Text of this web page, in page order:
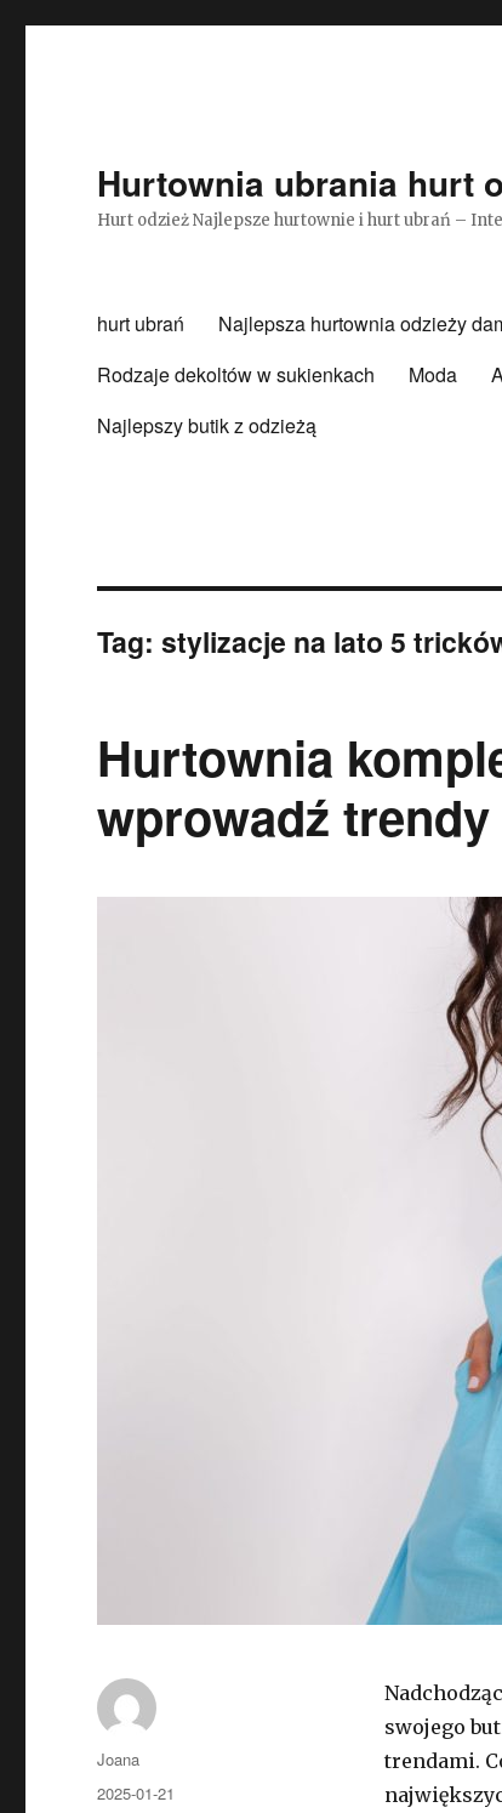
Hurtownia ubrania hurt
Hurt odzież Najlepsze hurtownie i hurt ubrań –
hurt ubrań Najlepsza hurtownia odzieży
Rodzaje dekoltów w sukienkach
Moda
Najlepszy butik z odzieżą
Tag:stylizacje na lato 5
Hurtownia
wprowadź
swojego
trendami.
Autor
Joana
Opublikowano
2025-01-21